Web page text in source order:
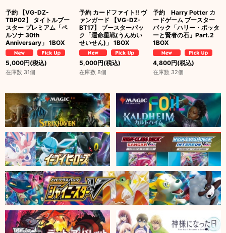
予約 【VG-DZ-
TBP02】 タイトルブー
スター プレミアム「ペ
ルソナ 30th
Anniversary」 1BOX
5,000円(税込)
在庫数 31個
予約 カードファイト!! ヴ
ァンガード 【VG-DZ-
BT17】 ブースターパッ
ク「運命星戦(うんめい
せいせん)」 1BOX
5,000円(税込)
在庫数 8個
予約 Harry Potter カ
ードゲーム ブースター
パック「ハリー・ポッタ
ーと賢者の石」Part.2
1BOX
4,800円(税込)
在庫数 32個